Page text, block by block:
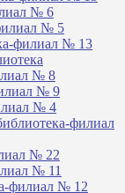
№ 6
№ 5
филиал № 13
№ 8
№ 9
№ 4
филиал
№ 22
№ 11
филиал № 12